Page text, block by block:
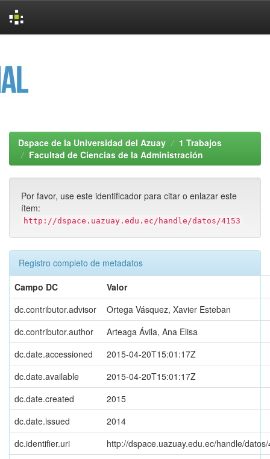
Dspace de la Universidad del Azuay
1 Trabajos
Facultad de Ciencias de la Administración
Por favor, use este identificador para citar o enlazar este
ítem:
http://dspace.uazuay.edu.ec/handle/datos/4153
Registro completo de metadatos
Campo DC
Valor
dc.contributor.advisor
Ortega Vásquez, Xavier Esteban
dc.contributor.author
Arteaga Ávila, Ana Elisa
dc.date.accessioned
2015-04-20T15:01:17Z
dc.date.available
2015-04-20T15:01:17Z
dc.date.created
2015
dc.date.issued
2014
dc.identifier.uri
http://dspace.uazuay.edu.ec/handle/